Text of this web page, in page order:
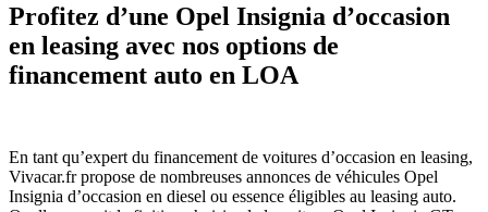
Profitez d’une Opel Insignia d’occasion
en leasing avec nos options de
financement auto en LOA
En tant qu’expert du financement de voitures d’occasion en leasing,
Vivacar.fr propose de nombreuses annonces de véhicules Opel
Insignia d’occasion en diesel ou essence éligibles au leasing auto.